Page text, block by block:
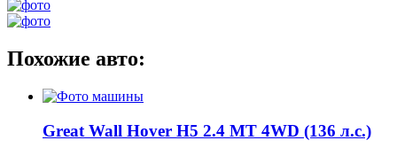
Похожие авто:
Great Wall Hover H5 2.4 MT 4WD (136 л.с.)